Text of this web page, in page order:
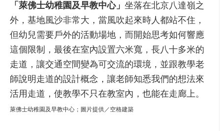
「萊佛士幼稚園及早教中心」 坐落在北京八達嶺之
外，基地風沙非常大，當風吹起來時人都站不住，
但幼兒需要戶外的活動場地，而開始思考如何響應
這個限制，最後在室內設置六米寬，長八十多米的
走道，讓交通空間變為可交流的環境，並跟教學老
師說明走道的設計概念，讓老師知悉我們的想法來
活用走道，使教學不只在教室內，也能在走廊上。
萊佛士幼稚園及早教中心；圖片提供／空格建築